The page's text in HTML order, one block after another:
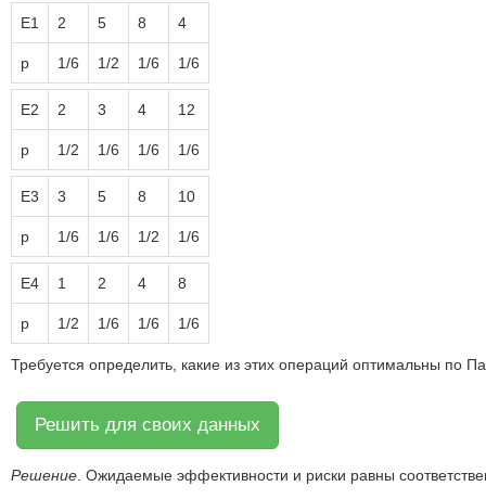
E1 2 5 8 4
p 1/6 1/2 1/6 1/6
E2 2 3 4 12
p 1/2 1/6 1/6 1/6
E3 3 5 8 10
p 1/6 1/6 1/2 1/6
E4 1 2 4 8
p 1/2 1/6 1/6 1/6
Требуется определить, какие из этих операций оптимальны по
Решить для своих данных
Решение . Ожидаемые эффективности и риски равны